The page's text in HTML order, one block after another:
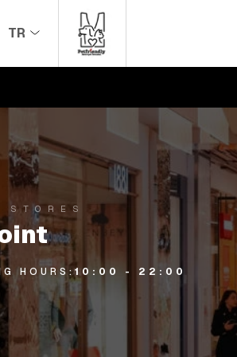
TR
STORES
HOURS:10:00 - 22:00